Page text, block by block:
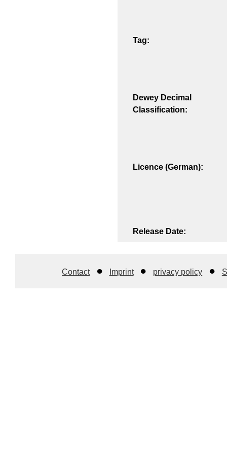
Tag:
Dewey Decimal
Classification:
Licence (German):
Release Date:
Contact Imprint privacy policy